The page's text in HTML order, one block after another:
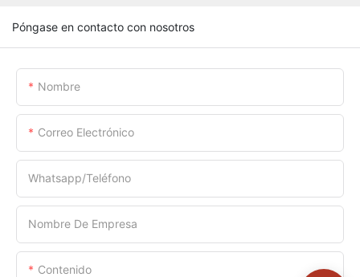
Póngase en contacto con nosotros
Nombre
Correo Electrónico
Whatsapp/Teléfono
Nombre De Empresa
Contenido